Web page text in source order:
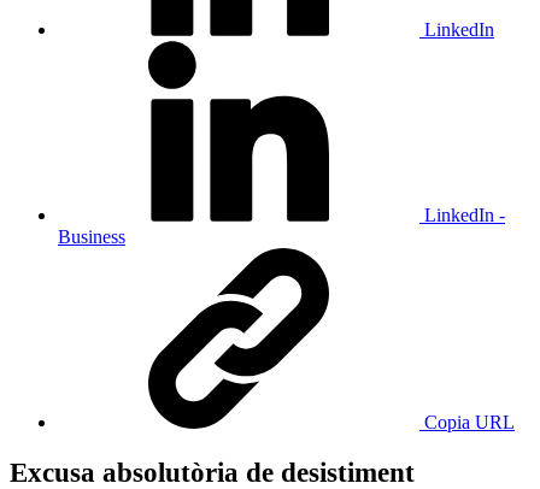
LinkedIn
LinkedIn -
Business
Copia URL
Excusa absolutòria de desistiment